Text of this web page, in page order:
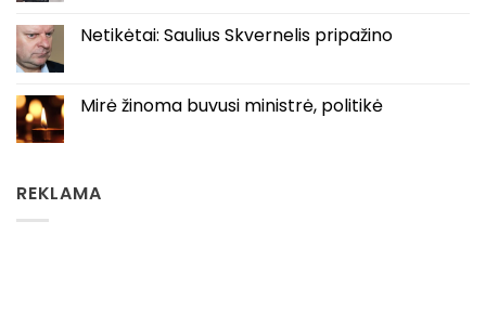
Netikėtai: Saulius Skvernelis pripažino
Mirė žinoma buvusi ministrė, politikė
REKLAMA